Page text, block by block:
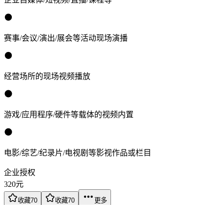
赛事/会议/演出/展会等活动现场演播
经营场所的现场视频播放
游戏/应用程序/硬件等载体的视频内置
电影/综艺/纪录片/电视剧等影视作品或栏目
企业授权
320元
收藏70 收藏70
更多